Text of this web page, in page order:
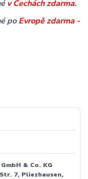
v Čechách zdarma.
poEvropě zdarma -
& Co. KG
7, Pliezhausen,